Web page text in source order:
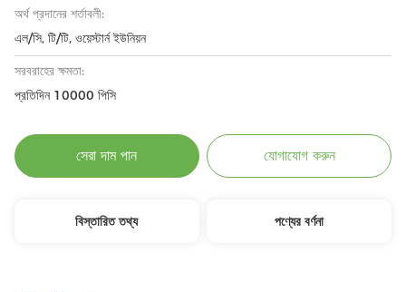
অর্থ প্রদানের শর্তাবলী:
এল/সি, টি/টি, ওয়েস্টার্ন ইউনিয়ন
সরবরাহের ক্ষমতা:
প্রতিদিন 10000 পিসি
সেরা দাম পান যোগাযোগ করুন
বিস্তারিত তথ্য পণ্যের বর্ণনা